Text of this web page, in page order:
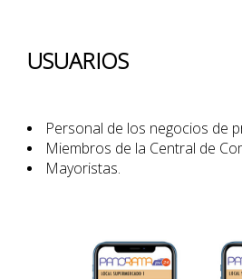
USUARIOS
Personal de los negocios de
Miembros de la Central de
Mayoristas.